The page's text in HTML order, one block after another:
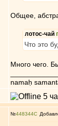
Общее,
лотос-чай
Что это
Много чего.
namaḥ
№448344